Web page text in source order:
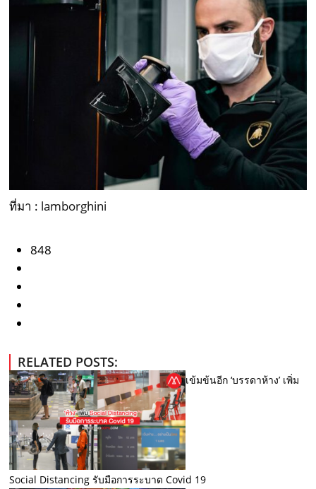
ที่มา : lamborghini
848
RELATED POSTS:
เข้มข้นอีก ‘บรรดาห้าง’ เพิ่ม
Social Distancing รับมือการระบาด Covid 19